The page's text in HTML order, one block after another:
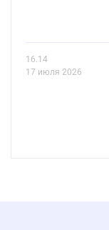
16.14
17 июля 2026